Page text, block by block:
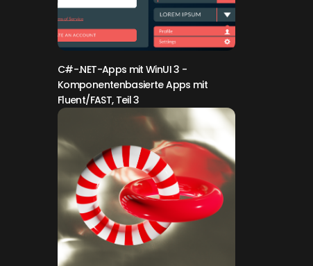
C#-.NET-Apps mit WinUI 3 -
Komponentenbasierte Apps mit
Fluent/FAST, Teil 3